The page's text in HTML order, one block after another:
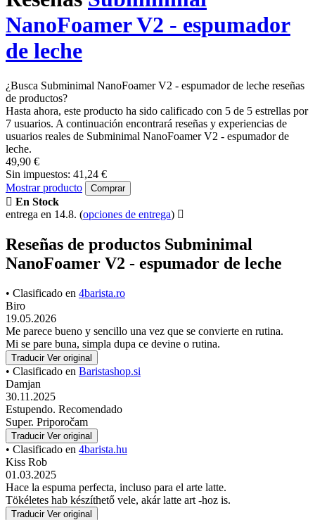
NanoFoamer V2 - espumador
de leche
¿Busca Subminimal NanoFoamer V2 - espumador de leche reseñas
de productos?
Hasta ahora, este producto ha sido calificado con 5 de 5 estrellas por
7 usuarios. A continuación encontrará reseñas y experiencias de
usuarios reales de Subminimal NanoFoamer V2 - espumador de
leche.
49,90 €
Sin impuestos: 41,24 €
Mostrar producto
Comprar
En Stock
entrega en 14.8. (opciones de entrega)
Reseñas de productos Subminimal
NanoFoamer V2 - espumador de leche
• Clasificado en 4barista.ro
Biro
19.05.2026
Me parece bueno y sencillo una vez que se convierte en rutina.
Mi se pare buna, simpla dupa ce devine o rutina.
Traducir Ver original
• Clasificado en Baristashop.si
Damjan
30.11.2025
Estupendo. Recomendado
Super. Priporočam
Traducir Ver original
• Clasificado en 4barista.hu
Kiss Rob
01.03.2025
Hace la espuma perfecta, incluso para el arte latte.
Tökéletes hab készíthető vele, akár latte art -hoz is.
Traducir Ver original